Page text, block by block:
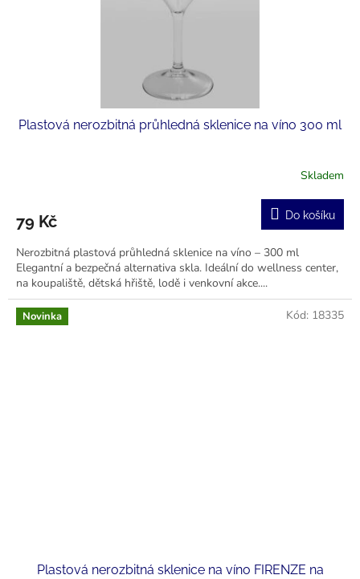
Plastová nerozbitná průhledná sklenice na víno 300 ml
je
z
5
hvězdiček.
Skladem
79 Kč Do košíku
Nerozbitná plastová průhledná sklenice na víno – 300 ml
Elegantní a bezpečná alternativa skla. Ideální do wellness center,
na koupaliště, dětská hřiště, lodě i venkovní akce....
Novinka
Plastová nerozbitná sklenice na víno FIRENZE na
Kód: 18335